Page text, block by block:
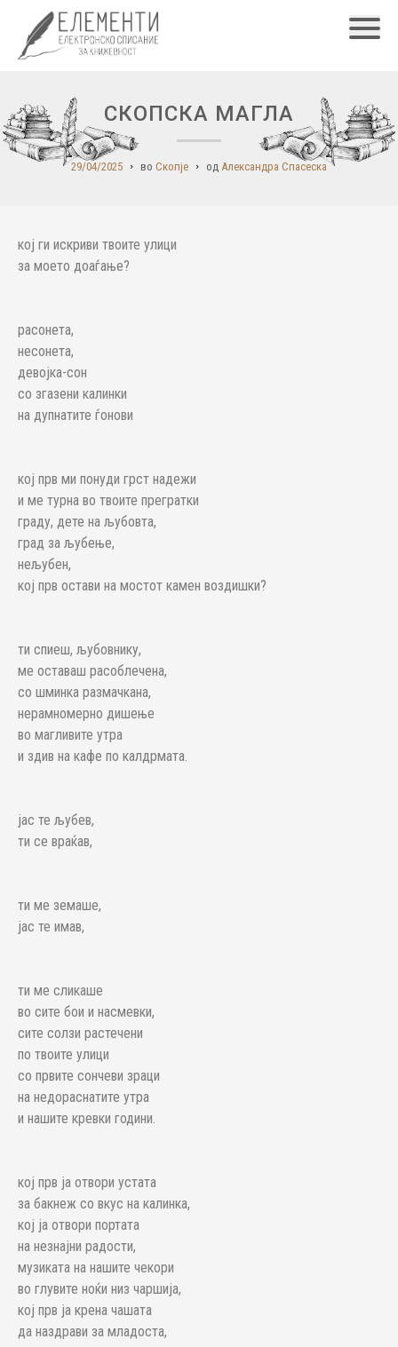
СКОПСКА МАГЛА
29/04/2025 во Скопје од Александра Спасеска
кој ги искриви твоите улици
за моето доаѓање?
расонета,
несонета,
девојка-сон
со згазени калинки
на дупнатите ѓонови
кој прв ми понуди грст надежи
и ме турна во твоите прегратки
граду, дете на љубовта,
град за љубење,
нељубен,
кој прв остави на мостот камен воздишки?
ти спиеш, љубовнику,
ме оставаш расоблечена,
со шминка размачкана,
нерамномерно дишење
во магливите утра
и здив на кафе по калдрмата.
јас те љубев,
ти се враќав,
ти ме земаше,
јас те имав,
ти ме сликаше
во сите бои и насмевки,
сите солзи растечени
по твоите улици
со првите сончеви зраци
на недораснатите утра
и нашите кревки години.
кој прв ја отвори устата
за бакнеж со вкус на калинка,
кој ја отвори портата
на незнајни радости,
музиката на нашите чекори
во глувите ноќи низ чаршија,
кој прв ја крена чашата
да наздрави за младоста,